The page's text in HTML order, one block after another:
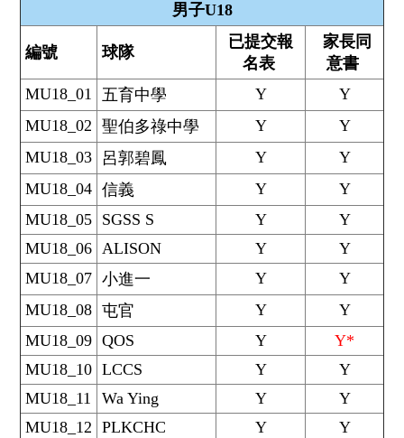
男子U18
編號 球隊
已提交報
名表
家長同
意書
MU18_01 五育中學 Y
Y
MU18_02 聖伯多祿中學 Y
Y
MU18_03
呂郭碧鳳 Y
Y
MU18_04 信義 Y
Y
MU18_05 SGSS S Y
Y
MU18_06 ALISON Y
Y
MU18_07 小進一 Y
Y
MU18_08 屯官 Y
Y
MU18_09 QOS Y
Y*
MU18_10 LCCS Y
Y
MU18_11
Wa Ying Y
Y
MU18_12 PLKCHC Y
Y